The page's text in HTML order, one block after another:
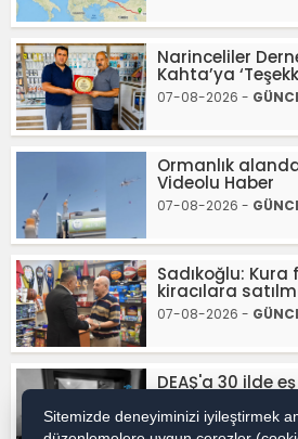
Narinceliler
Kahta’ya
07-08-2026 -
Ormanlık
Videolu Haber
07-08-2026 -
Sadıkoğlu: Kura
kiracılara
07-08-2026 -
DEAŞ'a 30 ilde
Haber
Sitemizde deneyiminizi iyileştirmek